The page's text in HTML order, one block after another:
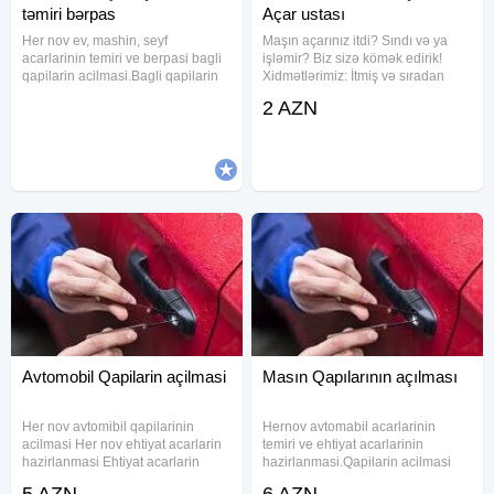
təmiri bərpas
Her nov ev, mashin, seyf
acarlarinin temiri ve berpasi bagli
qapilarin acilmasi.Bagli qapilarin
Açar ustası
Maşın açarınız itdi? Sındı və ya
işləmir? Biz sizə kömək edirik!
Xidmətlərimiz: İtmiş və sıradan
maşın açarlarının hazırlanması
2 AZN
Avtomobil Qapilarin açilmasi
Her nov avtomibil qapilarinin
acilmasi Her nov ehtiyat acarlarin
hazirlanmasi Ehtiyat acarlarin
Masın Qapılarının açılması
Hernov avtomabil acarlarinin
temiri ve ehtiyat acarlarinin
hazirlanmasi.Qapilarin acilmasi